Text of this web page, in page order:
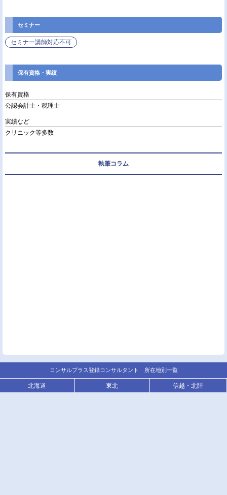
セミナー
セミナー講師対応不可
保有資格・実績
保有資格
公認会計士・税理士
実績など
クリニック等多数
執筆コラム
コンサルプラス登録コンサルタント 所在地別一覧
北海道 東北 信越・北陸